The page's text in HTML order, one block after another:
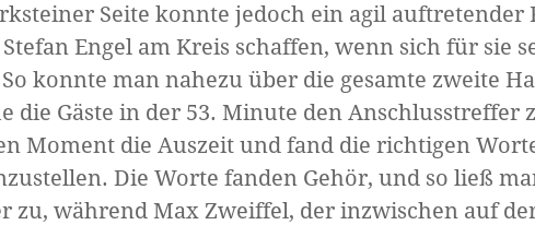
Seite konnte jedoch ein agil
Engel am Kreis schaffen, wenn sich für sie
konnte man nahezu über die gesamte zweite
die Gäste in der 53. Minute den Anschlusstreffer
Moment die Auszeit und fand die richtigen
Die Worte fanden Gehör, und so ließ
zu, während Max Zweiffel, der inzwischen auf